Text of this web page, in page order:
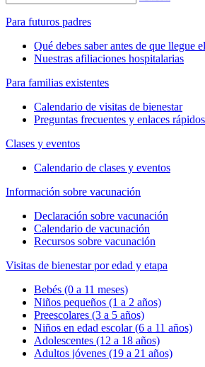
Para futuros padres
Qué debes saber antes de que llegue
Nuestras afiliaciones hospitalarias
Para familias existentes
Calendario de visitas de bienestar
Preguntas frecuentes y enlaces rápidos
Clases y eventos
Calendario de clases y eventos
Información sobre vacunación
Declaración sobre vacunación
Calendario de vacunación
Recursos sobre vacunación
Visitas de bienestar por edad y etapa
Bebés (0 a 11 meses)
Niños pequeños (1 a 2 años)
Preescolares (3 a 5 años)
Niños en edad escolar (6 a 11 años)
Adolescentes (12 a 18 años)
Adultos jóvenes (19 a 21 años)